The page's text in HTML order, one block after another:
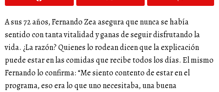
A sus 72 años, Fernando Zea asegura que nunca se había
sentido con tanta vitalidad y ganas de seguir disfrutando la
vida. ¿La razón? Quienes lo rodean dicen que la explicación
puede estar en las comidas que recibe todos los días. El mismo
Fernando lo confirma: “Me siento contento de estar en el
programa, eso era lo que uno necesitaba, una buena